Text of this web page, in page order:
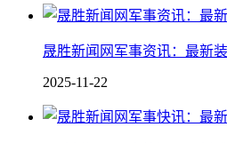
晟胜新闻网军事资讯：最新
2025-11-22